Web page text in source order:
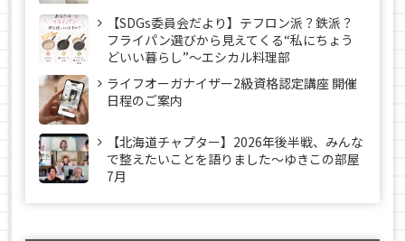
【SDGs委員会だより】テフロン派？鉄派？
フライパン選びから見えてくる“私にちょう
どいい暮らし”～エシカル料理部
ライフオーガナイザー2級資格認定講座 開催
日程のご案内
【北海道チャプター】2026年後半戦、みんな
で整えたいことを語りました～ゆきこの部屋
7月